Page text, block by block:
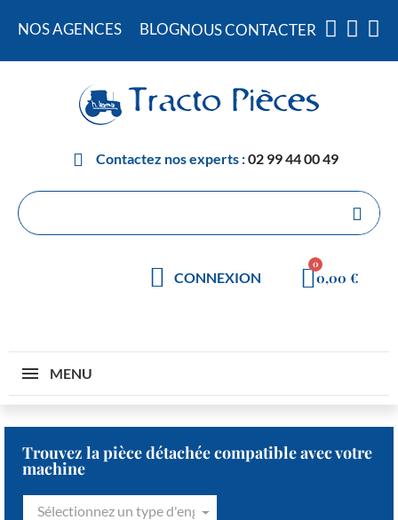
NOS AGENCES BLOGNOUS CONTACTER
Contactez nos experts :02 99 44 00 49
CONNEXION 0,00 €
MENU
Trouvez la pièce détachée compatible avec votre
machine
Sélectionnez un type d'engin